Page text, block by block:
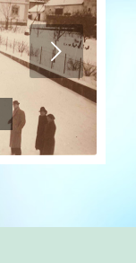
1 2